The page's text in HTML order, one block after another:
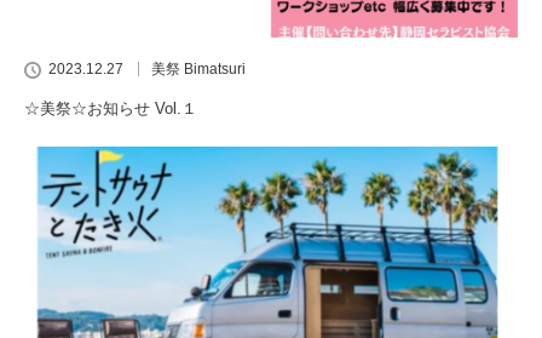
2023.12.27 美祭 Bimatsuri
☆美祭☆お知らせ Vol.１